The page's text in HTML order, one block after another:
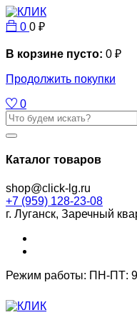
0 0 ₽
В корзине пусто: 0 ₽
Продолжить покупки
0
Каталог товаров
shop@click-lg.ru
+7 (959) 128-23-08
г. Луганск, Заречный
Режим работы: ПН-ПТ: